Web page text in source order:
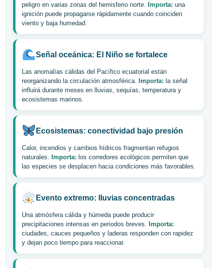
peligro en varias zonas del hemisferio norte. Importa: una
ignición puede propagarse rápidamente cuando coinciden
viento y baja humedad.
Señal oceánica: El Niño se fortalece
Las anomalías cálidas del Pacífico ecuatorial están
reorganizando la circulación atmosférica. Importa: la señal
influirá durante meses en lluvias, sequías, temperatura y
ecosistemas marinos.
Ecosistemas: conectividad bajo presión
Calor, incendios y cambios hídricos fragmentan refugios
naturales. Importa: los corredores ecológicos permiten que
las especies se desplacen hacia condiciones más favorables.
Evento extremo: lluvias concentradas
Una atmósfera cálida y húmeda puede producir
precipitaciones intensas en periodos breves. Importa:
ciudades, cauces pequeños y laderas responden con rapidez
y dejan poco tiempo para reaccionar.